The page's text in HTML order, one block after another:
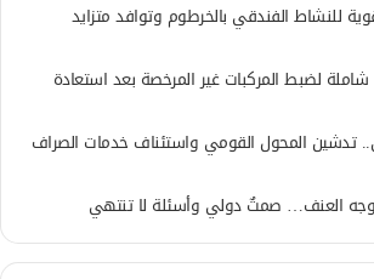
للنشاط الفندقي بالخرطوم وتوافد متزايد
لضبط المركبات غير المرخصة بعد استعادة
تدشين المحول القومي واستئناف خدمات الصراف
العنف… صمتٌ دولي وأسئلة لا تنتهي